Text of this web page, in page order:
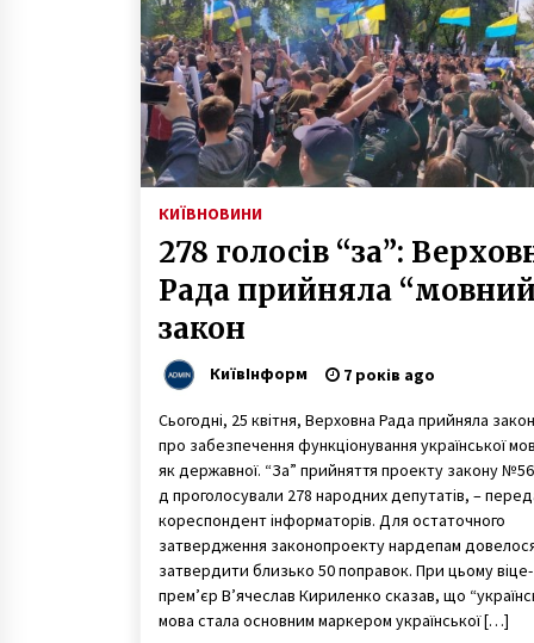
КИЇВНОВИНИ
278 голосів “за”:
Рада прийняла
закон
КиївІнформ 7 років ago
Сьогодні, 25 квітня, Верховна Рада прийняла закон
про забезпечення функціонування української
як державної. “За” прийняття проекту закону
д проголосували 278 народних депутатів, –
кореспондент інформаторів. Для остаточного
затвердження законопроекту нардепам
затвердити близько 50 поправок. При цьому віце-
прем’єр В’ячеслав Кириленко сказав, що
мова стала основним маркером української […]